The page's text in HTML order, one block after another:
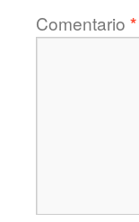
Comentario *